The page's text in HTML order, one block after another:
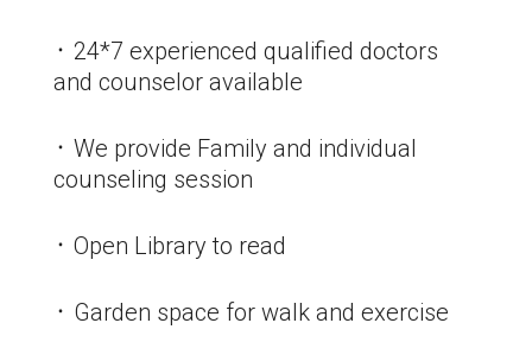
᛫ 24*7 experienced qualified doctors
and counselor available
᛫ We provide Family and individual
counseling session
᛫ Open Library to read
᛫ Garden space for walk and exercise